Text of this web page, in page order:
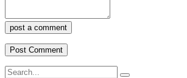
post a comment